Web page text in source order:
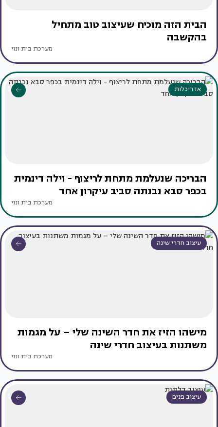
הבית הזה מוכיח שעיצוב טוב מתחיל
בהקשבה
מערכת בית ונוי
אדריכלות
הבריכה שנעלמת מתחת לריצוף - וילה דינמית
בכפר סבא נבנתה סביב עיקרון אחד
מערכת בית ונוי
עיצוב חדרי שינה
מישהו הזיז את חדר השינה שלי – על מגמות
משתנות בעיצוב חדרי שינה
מערכת בית ונוי
עיצוב פנים